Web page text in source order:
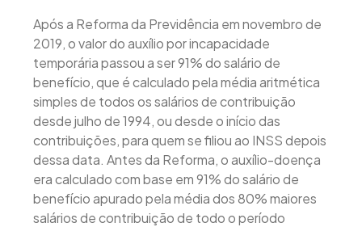
Após a Reforma da Previdência em novembro de
2019, o valor do auxílio por incapacidade
temporária passou a ser 91% do salário de
benefício, que é calculado pela média aritmética
simples de todos os salários de contribuição
desde julho de 1994, ou desde o início das
contribuições, para quem se filiou ao INSS depois
dessa data. Antes da Reforma, o auxílio-doença
era calculado com base em 91% do salário de
benefício apurado pela média dos 80% maiores
salários de contribuição de todo o período